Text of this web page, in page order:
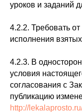
уроков и заданий
4.2.2. Требовать
исполнения
4.2.3. В
условия
согласования с
публикацию
http://